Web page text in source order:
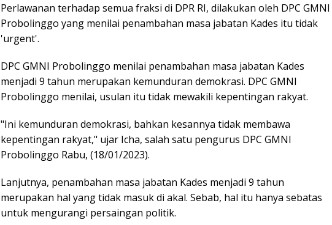
Perlawanan terhadap semua fraksi di DPR RI, dilakukan oleh DPC GMNI
Probolinggo yang menilai penambahan masa jabatan Kades itu tidak
'urgent'.
DPC GMNI Probolinggo menilai penambahan masa jabatan Kades
menjadi 9 tahun merupakan kemunduran demokrasi. DPC GMNI
Probolinggo menilai, usulan itu tidak mewakili kepentingan rakyat.
"Ini kemunduran demokrasi, bahkan kesannya tidak membawa
kepentingan rakyat," ujar Icha, salah satu pengurus DPC GMNI
Probolinggo Rabu, (18/01/2023).
Lanjutnya, penambahan masa jabatan Kades menjadi 9 tahun
merupakan hal yang tidak masuk di akal. Sebab, hal itu hanya sebatas
untuk mengurangi persaingan politik.